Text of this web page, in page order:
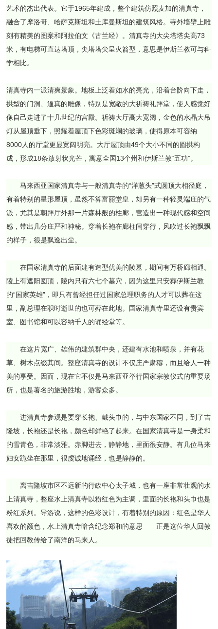
艺术的杰出代表。它于1965年建成，整个建筑仿照麦加的清真寺，
融合了摩洛哥、哈萨克斯坦和土库曼斯坦的建筑风格。寺外墙壁上雕
刻有精美的图案和阿拉伯文《古兰经》。清真寺的大尖塔塔尖高73
米，有电梯可直达塔顶，尖塔塔尖呈火箭型，意思是伊斯兰教可与科
学相比。
清真寺内一派清爽景象。地板上泛着如水的亮光，沿着台阶向下走，
拱型的门洞、逼真的雕像，特别是宽敞的大祈祷礼拜堂，使人感觉好
像自己走进了十几世纪的宫殿。祈祷大厅高大宽阔，金色的水晶大吊
灯从屋顶垂下，照耀着屋顶下色彩斑斓的玻璃，使得原本可容纳
8000人的厅堂更显宽阔明亮。大厅屋顶由49个大小不同的圆拱构
成，形成18条放射状光芒，寓意全国13个州和伊斯兰教“五功”。
马来西亚国家清真寺与一般清真寺的“洋葱头”式圆顶大相径庭，
有着特别的星形屋顶，虽然不算富丽堂皇，却另有一种轻灵端庄的气
派，尤其是朝拜厅外那一片森林般的柱廊，营造出一种现代感和空间
感，带出几分庄严和神秘。穿着长袍在廊柱间穿行，风吹过长袍飘飘
的样子，很是飘逸出尘。
在国家清真寺的后面建有造型优美的陵墓，期间有万桥廊相通。
陵上有遮阳圆顶，陵内只有六七个墓穴，因为这里只安葬伊斯兰教
的“国家英雄”，即只有曾经担任过国家总理职务的人才可以葬在这
里，副总理在职时逝世的也可葬在此地。国家清真寺里还设有贵宾
室、图书馆和可以容纳千人的诵经堂等。
在这片宽广、雄伟的建筑群中央，还建有水池和喷泉，并有花
草、树木点缀其间。整座清真寺的设计不仅庄严肃穆，而且给人一种
美的享受。因而，现在它不仅是马来西亚举行国家宗教仪式的重要场
所，也是著名的旅游胜地，游客众多。
进清真寺参观是要穿长袍、戴头巾的，与中东国家不同，到了吉
隆坡，长袍还是长袍，颜色却鲜艳了起来。在国家清真寺是一身柔和
的雪青色，非常淡雅。赤脚进去，静静地，里面很安静。有几位马来
妇女跪坐在那里，很虔诚地诵经，也是静静的。
离吉隆坡市区不远新的行政中心太子城，也有一座非常壮观的水
上清真寺，整座水上清真寺以粉红色为主调，里面的长袍和头巾也是
粉红系列。导游说，这样的色彩设计，有着特别的原因：红色是华人
喜欢的颜色，水上清真寺暗含纪念郑和的意思——正是这位华人回教
徒把回教传给了南洋的马来人。